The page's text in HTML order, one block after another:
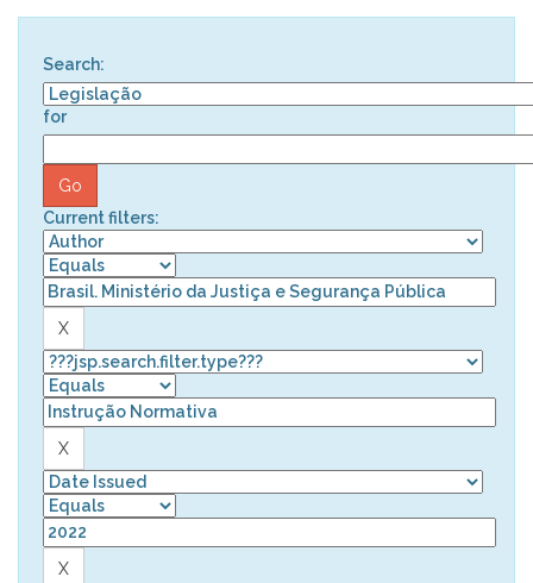
Search:
for
Current filters: